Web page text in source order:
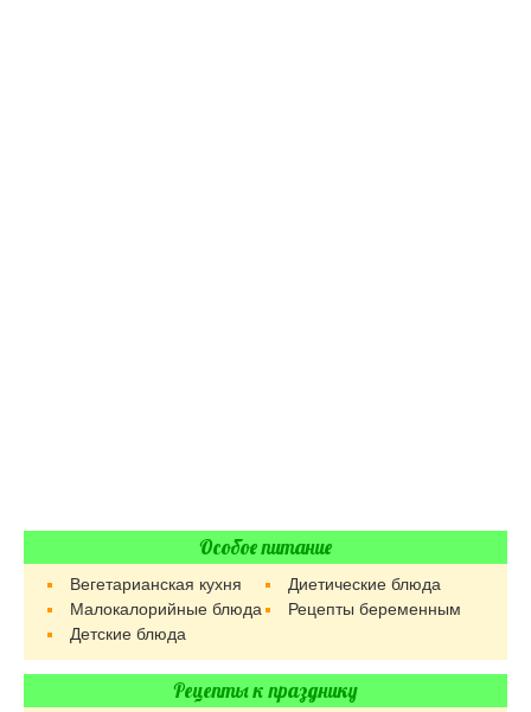
Особое питание
Вегетарианская кухня
Диетические блюда
Малокалорийные блюда
Рецепты беременным
Детские блюда
Рецепты к празднику